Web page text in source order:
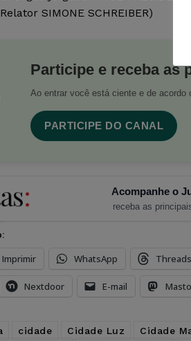
SIMONE SCHREIBER)
Participe e receba as
Ao entrar você está ciente e de acordo
PARTICIPE DO CANAL
Acompanhe o
receba as
Imprimir WhatsApp Threads
Nextdoor E-mail
cidade Cidade Luz Cidade